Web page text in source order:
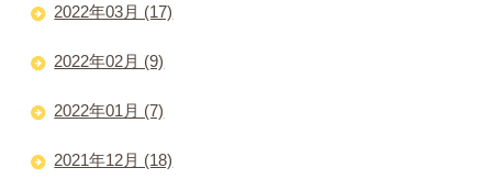
2022年03月 (17)
2022年02月 (9)
2022年01月 (7)
2021年12月 (18)